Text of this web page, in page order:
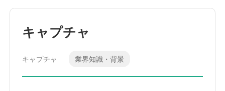
キャプチャ
キャプチャ 業界知識・背景